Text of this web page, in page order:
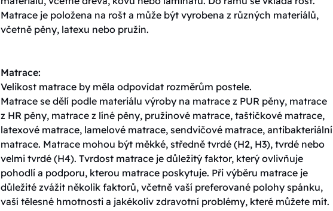
Matrace je položena na rošt a může být vyrobena z různých materiálů,
včetně pěny, latexu nebo pružin.
Matrace:
Velikost matrace by měla odpovídat rozměrům postele.
Matrace se dělí podle materiálu výroby na matrace z PUR pěny, matrace
z HR pěny, matrace z líné pěny, pružinové matrace, taštičkové matrace,
latexové matrace, lamelové matrace, sendvičové matrace, antibakteriální
matrace. Matrace mohou být měkké, středně tvrdé (H2, H3), tvrdé nebo
velmi tvrdé (H4). Tvrdost matrace je důležitý faktor, který ovlivňuje
pohodlí a podporu, kterou matrace poskytuje. Při výběru matrace je
důležité zvážit několik faktorů, včetně vaší preferované polohy spánku,
vaší tělesné hmotnosti a jakékoliv zdravotní problémy, které můžete mít.